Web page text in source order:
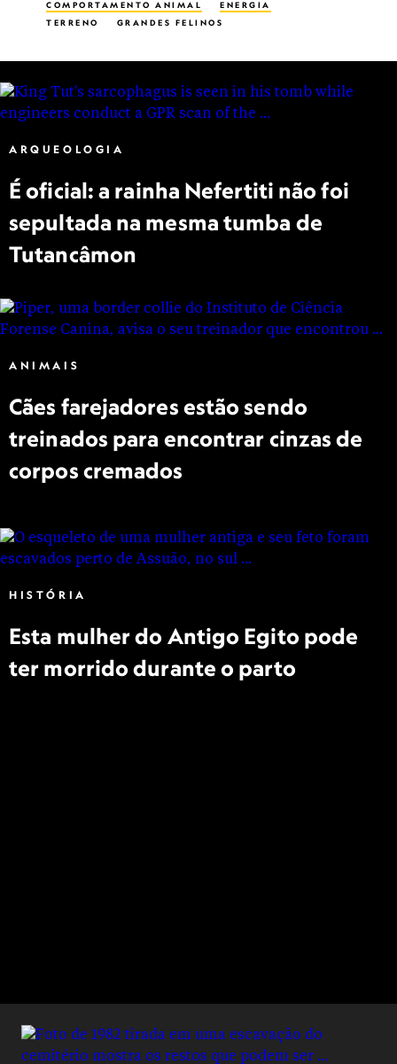
COMPORTAMENTO ANIMAL
ENERGIA
TERRENO
GRANDES FELINOS
ÁRVORES
OLHO
VIDA FAMILIAR
PERDA DE HABITAT
LUZ
TABACO
ARQUEOLOGIA
É oficial: a rainha Nefertiti não foi
sepultada na mesma tumba de
Tutancâmon
ANIMAIS
Cães farejadores estão sendo
treinados para encontrar cinzas de
corpos cremados
HISTÓRIA
Esta mulher do Antigo Egito pode
ter morrido durante o parto